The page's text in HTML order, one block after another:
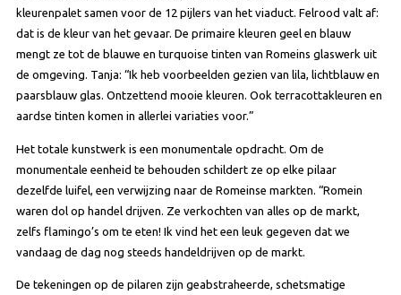
kleurenpalet samen voor de 12 pijlers van het viaduct. Felrood valt af:
dat is de kleur van het gevaar. De primaire kleuren geel en blauw
mengt ze tot de blauwe en turquoise tinten van Romeins glaswerk uit
de omgeving. Tanja: “Ik heb voorbeelden gezien van lila, lichtblauw en
paarsblauw glas. Ontzettend mooie kleuren. Ook terracottakleuren en
aardse tinten komen in allerlei variaties voor.”
Het totale kunstwerk is een monumentale opdracht. Om de
monumentale eenheid te behouden schildert ze op elke pilaar
dezelfde luifel, een verwijzing naar de Romeinse markten. “Romein
waren dol op handel drijven. Ze verkochten van alles op de markt,
zelfs flamingo’s om te eten! Ik vind het een leuk gegeven dat we
vandaag de dag nog steeds handeldrijven op de markt.
De tekeningen op de pilaren zijn geabstraheerde, schetsmatige